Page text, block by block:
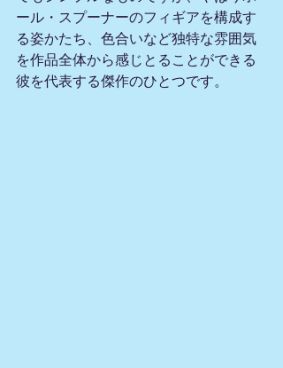
ール・スプーナーのフィギアを構成す
る姿かたち、色合いなど独特な雰囲気
を作品全体から感じとることができる
彼を代表する傑作のひとつです。